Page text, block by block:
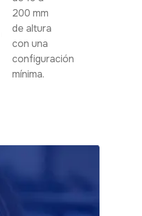
200 mm
de altura
con una
configuración
mínima.